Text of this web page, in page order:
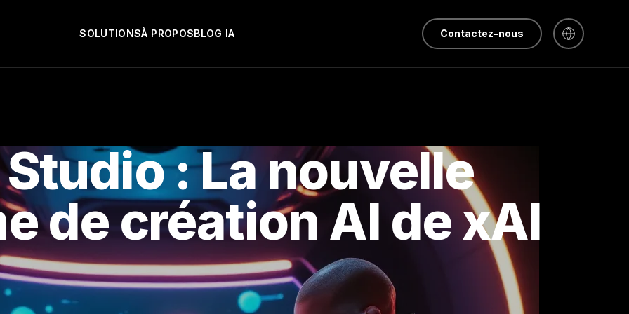
SOLUTIONSÀ PROPOSBLOG IA Contactez-nous
: La nouvelle
de création AI de xAI